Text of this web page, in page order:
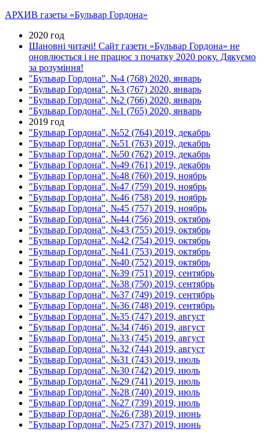
АРХИВ газеты «Бульвар Гордона»
2020 год
Шановні читачі! Сайт газети «Бульвар Гордона» не
оновлюється і не працює з початку 2020 року. Дякуємо
за розуміння!
"Бульвар Гордона", №4 (768) 2020, январь
"Бульвар Гордона", №3 (767) 2020, январь
"Бульвар Гордона", №2 (766) 2020, январь
"Бульвар Гордона", №1 (765) 2020, январь
2019 год
"Бульвар Гордона", №52 (764) 2019, декабрь
"Бульвар Гордона", №51 (763) 2019, декабрь
"Бульвар Гордона", №50 (762) 2019, декабрь
"Бульвар Гордона", №49 (761) 2019, декабрь
"Бульвар Гордона", №48 (760) 2019, ноябрь
"Бульвар Гордона", №47 (759) 2019, ноябрь
"Бульвар Гордона", №46 (758) 2019, ноябрь
"Бульвар Гордона", №45 (757) 2019, ноябрь
"Бульвар Гордона", №44 (756) 2019, октябрь
"Бульвар Гордона", №43 (755) 2019, октябрь
"Бульвар Гордона", №42 (754) 2019, октябрь
"Бульвар Гордона", №41 (753) 2019, октябрь
"Бульвар Гордона", №40 (752) 2019, октябрь
"Бульвар Гордона", №39 (751) 2019, сентябрь
"Бульвар Гордона", №38 (750) 2019, сентябрь
"Бульвар Гордона", №37 (749) 2019, сентябрь
"Бульвар Гордона", №36 (748) 2019, сентябрь
"Бульвар Гордона", №35 (747) 2019, август
"Бульвар Гордона", №34 (746) 2019, август
"Бульвар Гордона", №33 (745) 2019, август
"Бульвар Гордона", №32 (744) 2019, август
"Бульвар Гордона", №31 (743) 2019, июль
"Бульвар Гордона", №30 (742) 2019, июль
"Бульвар Гордона", №29 (741) 2019, июль
"Бульвар Гордона", №28 (740) 2019, июль
"Бульвар Гордона", №27 (739) 2019, июль
"Бульвар Гордона", №26 (738) 2019, июнь
"Бульвар Гордона", №25 (737) 2019, июнь